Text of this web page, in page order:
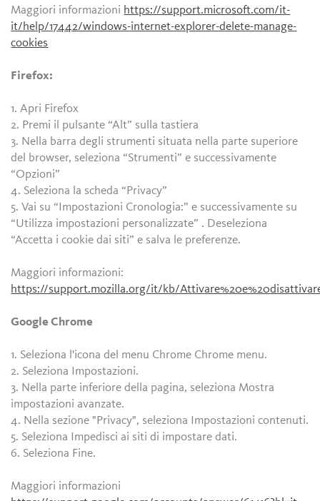
Maggiori informazioni https://support.microsoft.com/it-
it/help/17442/windows-internet-explorer-delete-manage-
cookies
Firefox:
1. Apri Firefox
2. Premi il pulsante “Alt” sulla tastiera
3. Nella barra degli strumenti situata nella parte superiore
del browser, seleziona “Strumenti” e successivamente
“Opzioni”
4. Seleziona la scheda “Privacy”
5. Vai su “Impostazioni Cronologia:” e successivamente su
“Utilizza impostazioni personalizzate” . Deseleziona
“Accetta i cookie dai siti” e salva le preferenze.
Maggiori informazioni:
https://support.mozilla.org/it/kb/
Google Chrome
1. Seleziona l'icona del menu Chrome Chrome menu.
2. Seleziona Impostazioni.
3. Nella parte inferiore della pagina, seleziona Mostra
impostazioni avanzate.
4. Nella sezione "Privacy", seleziona Impostazioni contenuti.
5. Seleziona Impedisci ai siti di impostare dati.
6. Seleziona Fine.
Maggiori informazioni